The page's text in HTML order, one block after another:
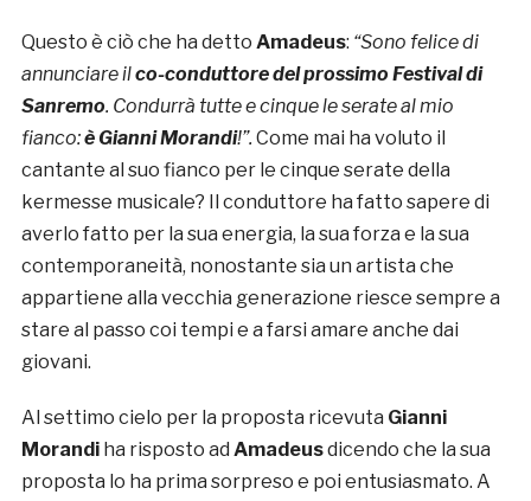
Questo è ciò che ha detto Amadeus: “Sono felice di
annunciare ilco-conduttore del prossimo Festival di
Sanremo. Condurrà tutte e cinque le serate al mio
fianco:è Gianni Morandi!”. Come mai ha voluto il
cantante al suo fianco per le cinque serate della
kermesse musicale? Il conduttore ha fatto sapere di
averlo fatto per la sua energia, la sua forza e la sua
contemporaneità, nonostante sia un artista che
appartiene alla vecchia generazione riesce sempre a
stare al passo coi tempi e a farsi amare anche dai
giovani.
Al settimo cielo per la proposta ricevuta Gianni
Morandi ha risposto ad Amadeusdicendo che la sua
proposta lo ha prima sorpreso e poi entusiasmato. A